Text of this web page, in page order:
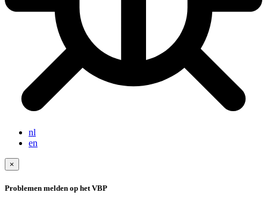
nl
en
×
Problemen melden op het VBP